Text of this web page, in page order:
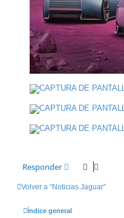
Responder
Volver a “Noticias Jaguar”
Índice general